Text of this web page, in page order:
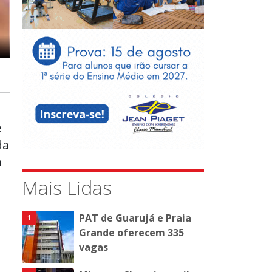
Mais Lidas
PAT de Guarujá e Praia
Grande oferecem 335
vagas